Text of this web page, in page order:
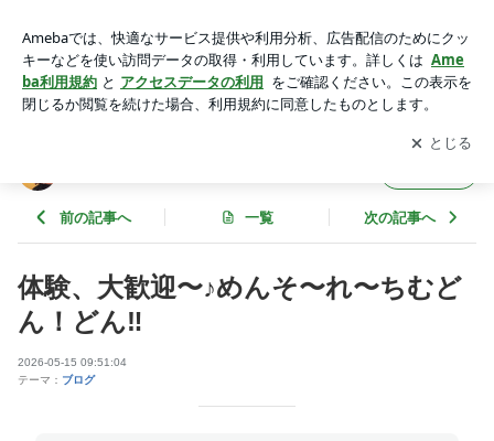
夢でよろしくございま～す。
アプリをダウンロードして ブログの更新通知
を受け取りまし
ょう。
開く
前の記事へ 一覧 次の記事へ
体験、大歓迎〜♪めんそ〜れ〜ちむど
ん！どん‼︎
2026-05-15 09:51:04
テーマ： ブログ